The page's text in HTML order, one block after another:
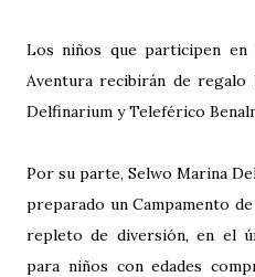
Los niños que participen en
Aventura recibirán de regalo
Delfinarium y Teleférico
Por su parte, Selwo Marina
preparado un Campamento
repleto de diversión, en el
para niños con edades